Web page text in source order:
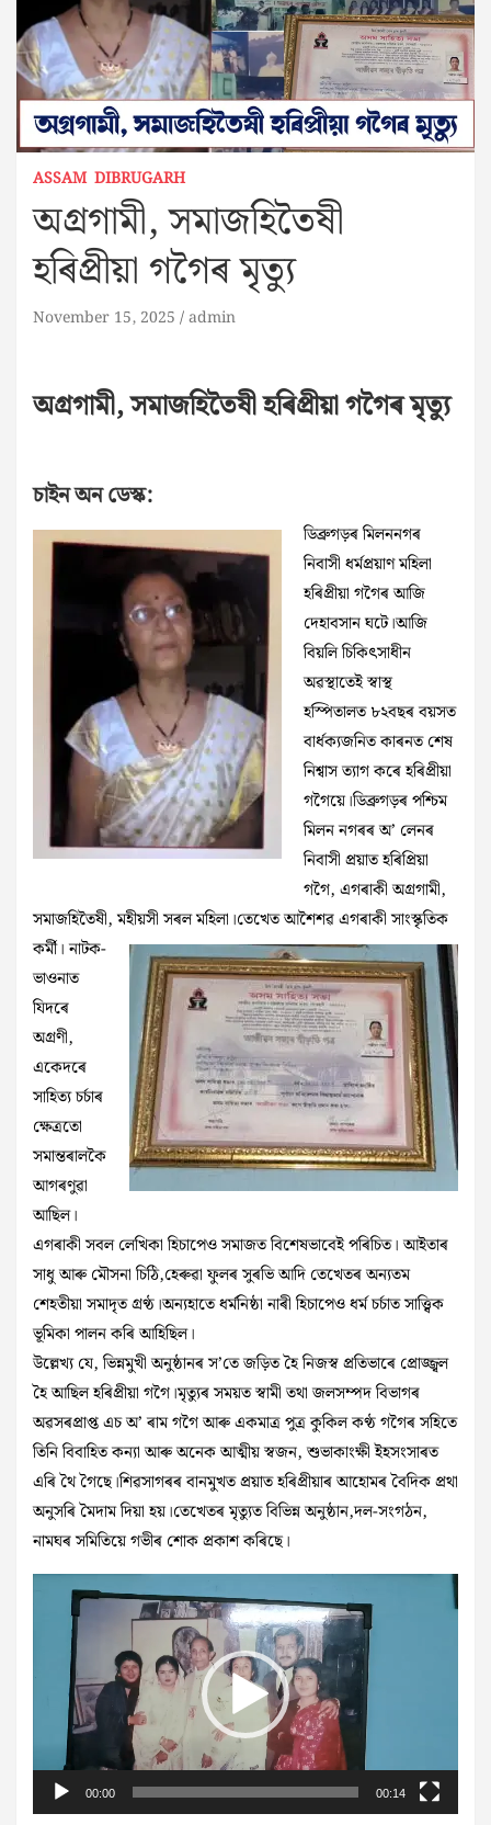
ASSAM DIBRUGARH
অগ্রগামী, সমাজহিতৈষী
হৰিপ্ৰীয়া গগৈৰ মৃত্যু
November 15, 2025 admin
অগ্রগামী, সমাজহিতৈষী হৰিপ্ৰীয়া গগৈৰ মৃত্যু
চাইন অন ডেস্ক:
ডিব্ৰুগড়ৰ মিলননগৰ
নিবাসী ধৰ্মপ্ৰয়াণ মহিলা
হৰিপ্ৰীয়া গগৈৰ আজি
দেহাবসান ঘটে।আজি
বিয়লি চিকিৎসাধীন
অৱস্থাতেই স্বাস্থ
হস্পিতালত ৮২বছৰ বয়সত
বাৰ্ধক‍্যজনিত কাৰনত শেষ
নিশ্বাস ত‍্যাগ কৰে হৰিপ্ৰীয়া
গগৈয়ে।ডিব্ৰুগড়ৰ পশ্চিম
মিলন নগৰৰ অ’ লেনৰ
নিবাসী প্ৰয়াত হৰিপ্রিয়া
গগৈ, এগৰাকী অগ্রগামী,
সমাজহিতৈষী, মহীয়সী সৰলমহিলা।তেখেত আশৈশৱ এগৰাকী সাংস্কৃতিক
কর্মী। নাটক-
ভাওনাত
যিদৰে
অগ্রণী,
একেদৰে
সাহিত্য চর্চাৰ
ক্ষেত্ৰতো
সমান্তৰালকৈ
আগৰণুৱা
আছিল।
এগৰাকী সবল লেখিকা হিচাপেও সমাজত বিশেষভাবেই পৰিচিত। আইতাৰ
সাধু আৰু মৌসনা চিঠি,হেৰুৱা ফুলৰ সুৰভি আদি তেখেতৰ অন্যতম
শেহতীয়া সমাদৃত গ্ৰণ্ঠ।অন্যহাতে ধর্মনিষ্ঠা নাৰী হিচাপেও ধৰ্ম চর্চাত সাত্ত্বিক
ভূমিকা পালন কৰি আহিছিল।
উল্লেখ্য যে, ভিন্নমুখী অনুষ্ঠানৰ স’তে জড়িত হৈ নিজস্ব প্রতিভাৰে প্রোজ্জ্বল
হৈ আছিল হৰিপ্ৰীয়া গগৈ।মৃত্যুৰ সময়ত স্বামী তথা জলসম্পদ বিভাগৰ
অৱসৰপ্ৰাপ্ত এচ অ’ ৰাম গগৈ আৰু একমাত্ৰ পুত্ৰ কুকিল কণ্ঠ গগৈৰ সহিতে
তিনি বিবাহিত কন্যা আৰু অনেক আত্মীয় স্বজন, শুভাকাংক্ষী ইহসংসাৰত
এৰি থৈ গৈছে।শিৱসাগৰৰ বানমুখত প্ৰয়াত হৰিপ্ৰীয়াৰ আহোমৰ বৈদিক প্ৰথা
অনুসৰি মৈদাম দিয়া হয়।তেখেতৰ মৃত্যুত বিভিন্ন অনুষ্ঠান,দল-সংগঠন,
নামঘৰ সমিতিয়ে গভীৰ শোক প্ৰকাশ কৰিছে।
Video
Player
00:00 00:14